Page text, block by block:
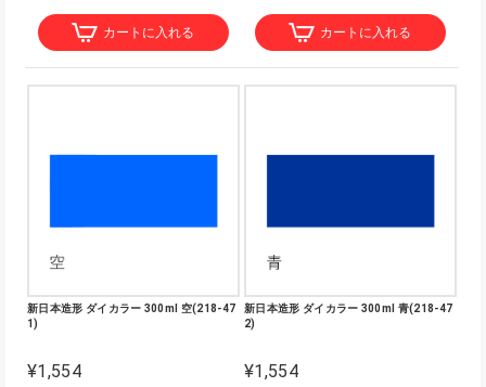
カートに入れる カートに入れる
新日本造形 ダイカラー 300ml 空(218-47
1)
¥1,554
新日本造形 ダイカラー 300ml 青(218-47
2)
¥1,554